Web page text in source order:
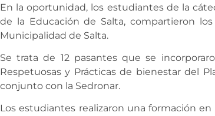
En la oportunidad, los estudiantes de la
de la Educación de Salta, compartieron
Municipalidad de Salta.
Se trata de 12 pasantes que se
Respetuosas y Prácticas de bienestar del
conjunto con la Sedronar.
Los estudiantes realizaron una formación